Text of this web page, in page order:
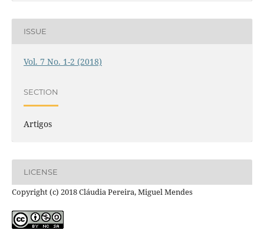
ISSUE
Vol. 7 No. 1-2 (2018)
SECTION
Artigos
LICENSE
Copyright (c) 2018 Cláudia Pereira, Miguel Mendes